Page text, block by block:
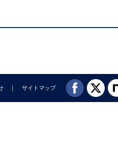
聡］
田洋介］
サイトマップ